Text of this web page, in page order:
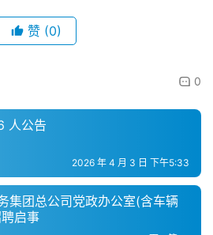
赞 (0)
0
人公告
2026 年 4 月 3 日 下午5:33
集团总公司党政办公室(含车辆
启事